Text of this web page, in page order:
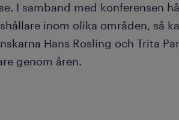
I samband med konferensen
inom olika områden, så
Hans Rosling och Trita
genom åren.